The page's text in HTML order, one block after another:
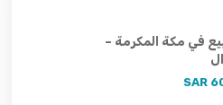
في مكة المكرمة –